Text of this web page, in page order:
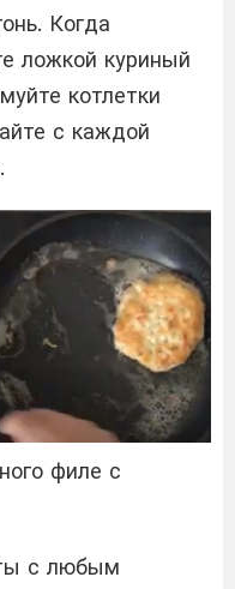
Когда
ложкой куриный
котлетки
с каждой
филе с
с любым